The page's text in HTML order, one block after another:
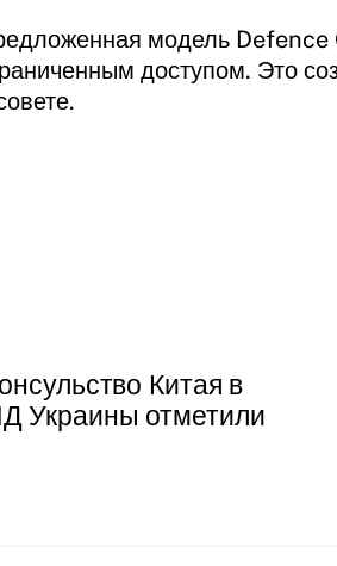
модель Defence
доступом. Это
Китая в
Украины отметили